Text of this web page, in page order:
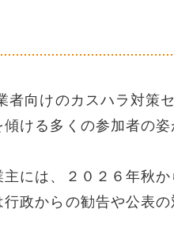
向けのカスハラ対策
ける多くの参加者の姿
には、２０２６年秋
政からの勧告や公表の